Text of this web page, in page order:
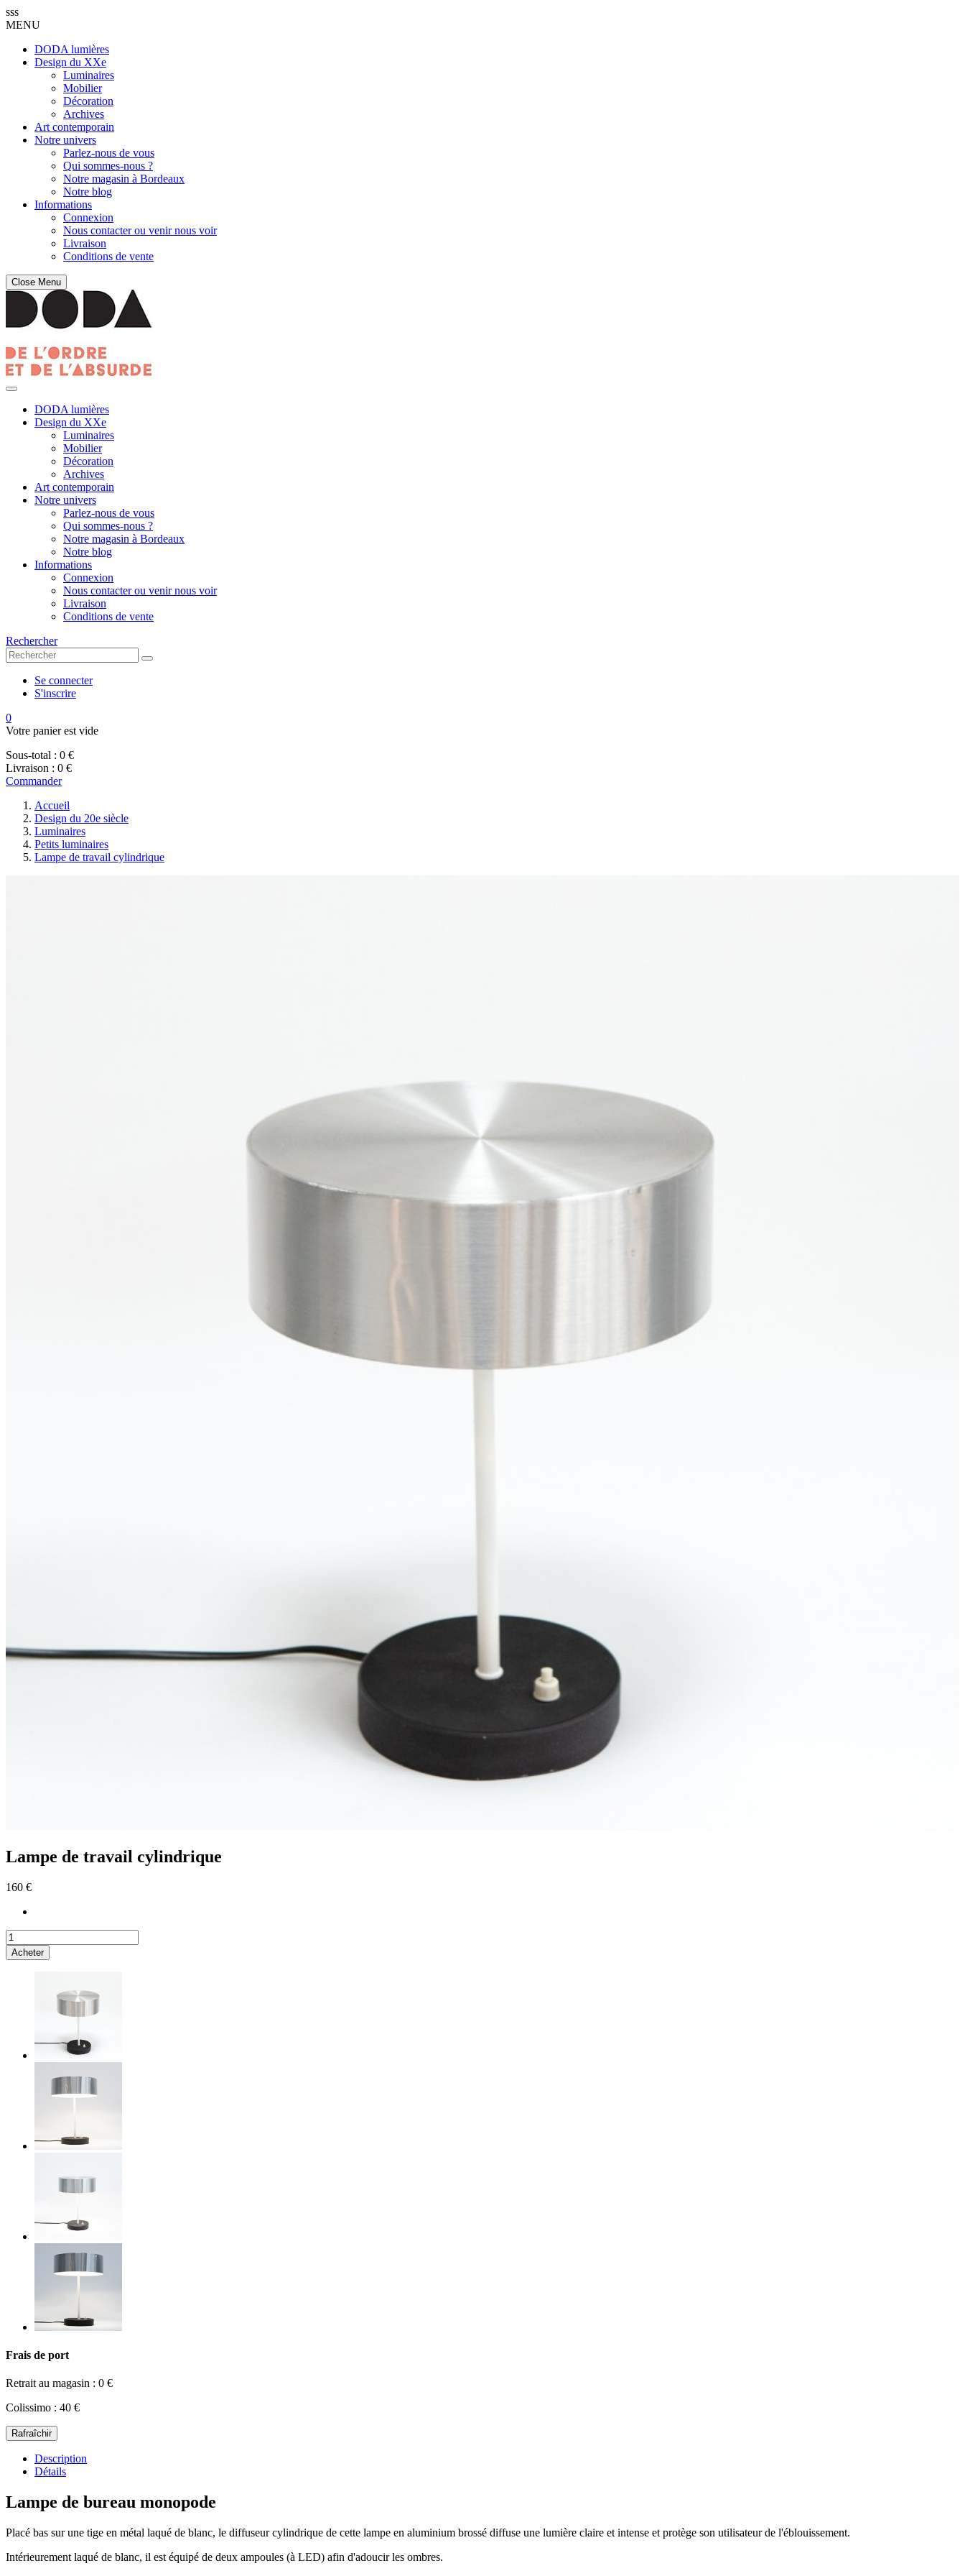
sss
MENU
DODA lumières
Design du XXe
Luminaires
Mobilier
Décoration
Archives
Art contemporain
Notre univers
Parlez-nous de vous
Qui sommes-nous ?
Notre magasin à Bordeaux
Notre blog
Informations
Connexion
Nous contacter ou venir nous voir
Livraison
Conditions de vente
Close Menu
DODA lumières
Design du XXe
Luminaires
Mobilier
Décoration
Archives
Art contemporain
Notre univers
Parlez-nous de vous
Qui sommes-nous ?
Notre magasin à Bordeaux
Notre blog
Informations
Connexion
Nous contacter ou venir nous voir
Livraison
Conditions de vente
Rechercher
Se connecter
S'inscrire
0
Votre panier est vide
Sous-total : 0 €
Livraison : 0 €
Commander
Accueil
Design du 20e siècle
Luminaires
Petits luminaires
Lampe de travail cylindrique
Lampe de travail cylindrique
160 €
Acheter
Frais de port
Retrait au magasin : 0 €
Colissimo : 40 €
Description
Détails
Lampe de bureau monopode
Placé bas sur une tige en métal laqué de blanc, le diffuseur cylindrique de cette lampe en aluminium brossé diffuse une lumière claire et intense et protège son utilisateur de l'éblouissement.
Intérieurement laqué de blanc, il est équipé de deux ampoules (à LED) afin d'adoucir les ombres.